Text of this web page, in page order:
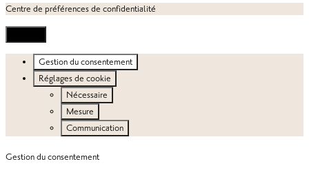
Centre de préférences de confidentialité
Gestion du consentement
Réglages de cookie
Nécessaire
Mesure
Communication
Gestion du consentement